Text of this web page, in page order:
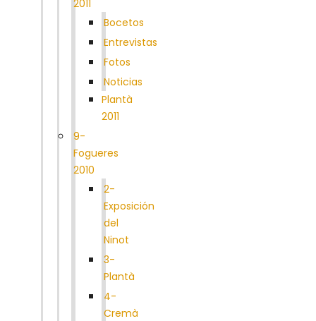
2011
Bocetos
Entrevistas
Fotos
Noticias
Plantà
2011
9-
Fogueres
2010
2-
Exposición
del
Ninot
3-
Plantà
4-
Cremà